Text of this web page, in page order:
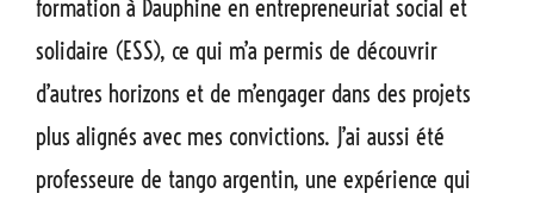
formation à Dauphine en entrepreneuriat social et
solidaire (ESS), ce qui m’a permis de découvrir
d’autres horizons et de m’engager dans des projets
plus alignés avec mes convictions. J’ai aussi été
professeure de tango argentin, une expérience qui